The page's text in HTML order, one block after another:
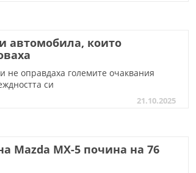
автомобила, които
не оправдаха големите очаквания
си
21.10.2025
Mazda MX-5 почина на 76